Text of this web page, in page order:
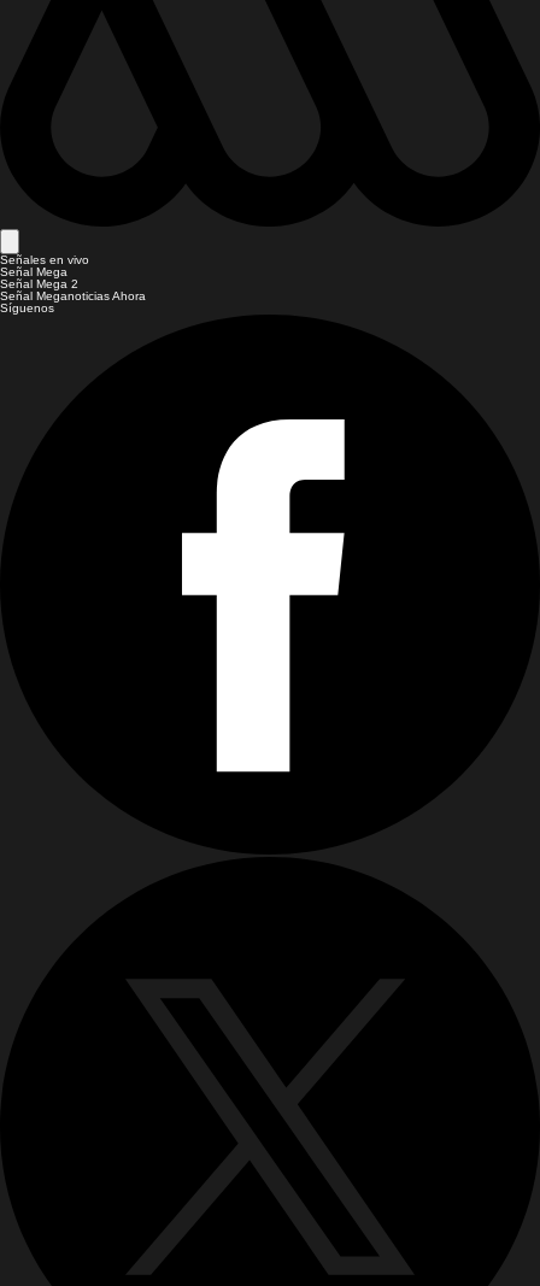
Señales en vivo
Señal Mega
Señal Mega 2
Señal Meganoticias Ahora
Síguenos